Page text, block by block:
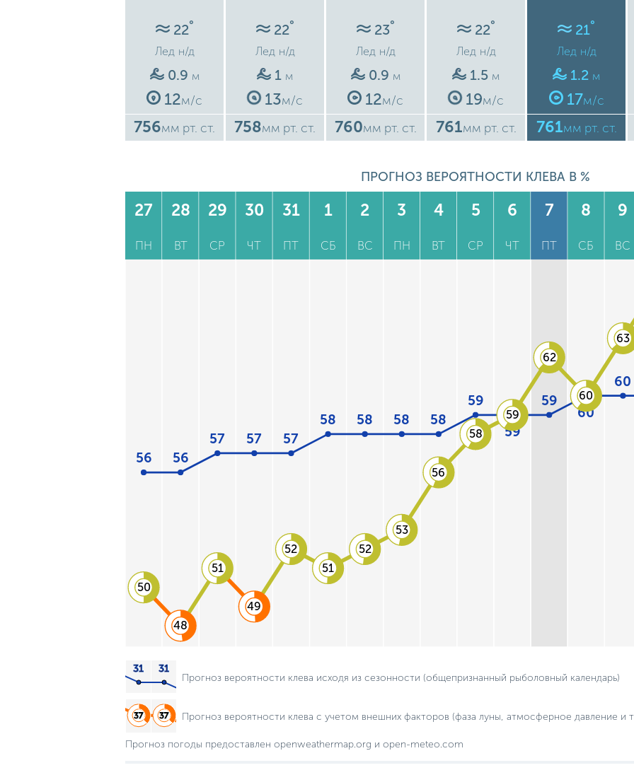
22°
Лед н/д
0.9 м
12м/с
756мм рт. ст.
22°
Лед н/д
1 м
13м/с
758мм рт. ст.
23°
Лед н/д
0.9 м
12м/с
760мм рт. ст.
22°
Лед н/д
1.5 м
19м/с
761мм рт. ст.
21°
Лед н/д
1.2 м
17м/с
761мм рт. ст.
ПРОГНОЗ ВЕРОЯТНОСТИ КЛЕВА В %
27
ПН
28
ВТ
29
СР
30
ЧТ
31
ПТ
1
СБ
2
ВС
3
ПН
4
ВТ
5
СР
6
ЧТ
7
ПТ
8
СБ
9
ВС
56 56
57 57 57
58 58 58 58
59
59
59
60
60
50
48
51
49
52
51
52
53
56
58
59
62
60
63
Прогноз вероятности клева исходя из сезонности (общепризнанный рыболовный календарь)
Прогноз вероятности клева с учетом внешних факторов (фаза луны, атмосферное давление и
Прогноз погоды предоставлен openweathermap.org и open-meteo.com